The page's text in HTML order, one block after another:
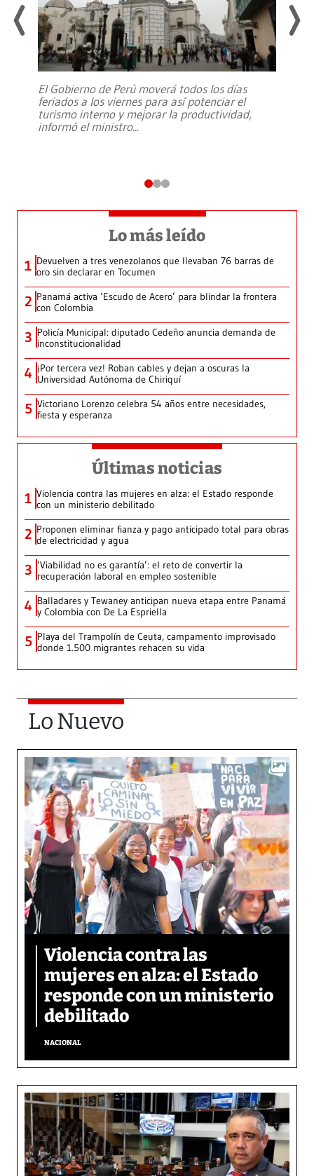
El Gobierno de Perú moverá todos los días
feriados a los viernes para así potenciar el
turismo interno y mejorar la productividad,
informó el ministro...
Lo más leído
1 Devuelven a tres venezolanos que llevaban 76 barras de
oro sin declarar en Tocumen
2 Panamá activa ‘Escudo de Acero’ para blindar la frontera
con Colombia
3 Policía Municipal: diputado Cedeño anuncia demanda de
inconstitucionalidad
4 ¡Por tercera vez! Roban cables y dejan a oscuras la
Universidad Autónoma de Chiriquí
5 Victoriano Lorenzo celebra 54 años entre necesidades,
fiesta y esperanza
Últimas noticias
1 Violencia contra las mujeres en alza: el Estado responde
con un ministerio debilitado
2 Proponen eliminar fianza y pago anticipado total para obras
de electricidad y agua
3 ‘Viabilidad no es garantía’: el reto de convertir la
recuperación laboral en empleo sostenible
4 Balladares y Tewaney anticipan nueva etapa entre Panamá
y Colombia con De La Espriella
5 Playa del Trampolín de Ceuta, campamento improvisado
donde 1.500 migrantes rehacen su vida
Lo Nuevo
Violencia contra las
mujeres en alza: el Estado
responde con un ministerio
debilitado
NACIONAL